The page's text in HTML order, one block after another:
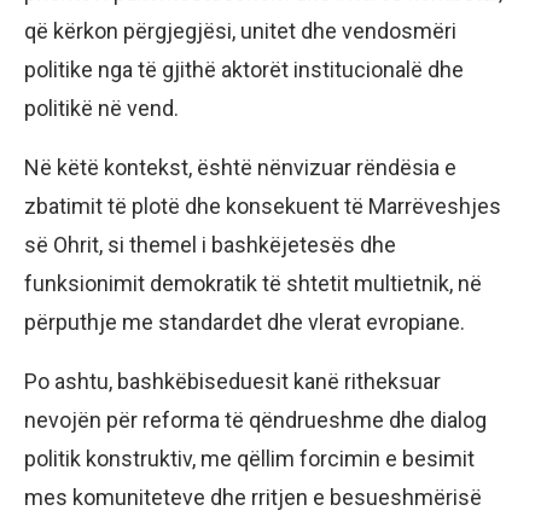
që kërkon përgjegjësi, unitet dhe vendosmëri
politike nga të gjithë aktorët institucionalë dhe
politikë në vend.
Në këtë kontekst, është nënvizuar rëndësia e
zbatimit të plotë dhe konsekuent të Marrëveshjes
së Ohrit, si themel i bashkëjetesës dhe
funksionimit demokratik të shtetit multietnik, në
përputhje me standardet dhe vlerat evropiane.
Po ashtu, bashkëbiseduesit kanë ritheksuar
nevojën për reforma të qëndrueshme dhe dialog
politik konstruktiv, me qëllim forcimin e besimit
mes komuniteteve dhe rritjen e besueshmërisë